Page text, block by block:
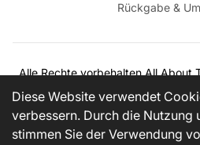
Diese Website verwendet
verbessern. Durch die Nutzung
stimmen Sie der Verwendung
Rückgabe &
Alle Rechte vorbehalten All About
BEZAHLEN